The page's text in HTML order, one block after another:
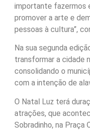
importante fazermos
promover a arte e
pessoas à cultura”,
Na sua segunda
transformar a cidade
consolidando o
com a intenção de
O Natal Luz terá
atrações, que
Sobradinho, na Praça